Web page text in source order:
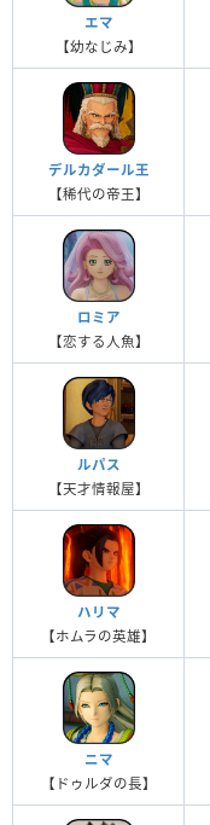
エマ
【幼なじみ】
デルカダール王
【稀代の帝王】
ロミア
【恋する人魚】
ルパス
【天才情報屋】
ハリマ
【ホムラの英雄】
ニマ
【ドゥルダの長】